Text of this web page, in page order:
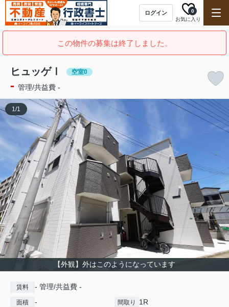
ログイン
お気に入り
0
この物件の募集は終了しました。
ヒュッゲⅠ 空室0
- 管理/共益費 -
【外観】外はこのようになっています
1/1
賃料 - 管理/共益費 -
面積 - 間取り 1R